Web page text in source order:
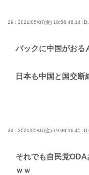
29 : 2021/05/07(金) 18:56:46.14
バックに中国がおる
日本も中国と国交断
33 : 2021/05/07(金) 19:00:16.45
それでも自民党
ｗｗ